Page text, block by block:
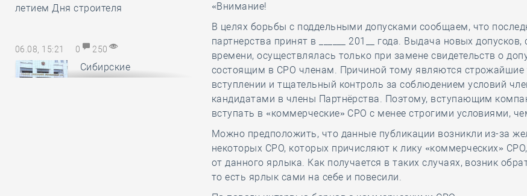
летием Дня строителя
06.08, 15:21 0 250
Сибирские
саморегуляторы
«Внимание!
В целях борьбы с поддельными допусками сообщаем, что
партнерства принят в ______ 201__ года. Выдача новых допусков,
времени, осуществлялась только при замене свидетельств о
состоящим в СРО членам. Причиной тому являются строжайшие
вступлении и тщательный контроль за соблюдением условий
кандидатами в члены Партнёрства. Поэтому, вступающим
вступать в «коммерческие» СРО с менее строгими условиями,
Можно предположить, что данные публикации возникли из-за
некоторых СРО, которых причисляют к лику «коммерческих»
от данного ярлыка. Как получается в таких случаях, возник
то есть ярлык сами на себе и повесили.